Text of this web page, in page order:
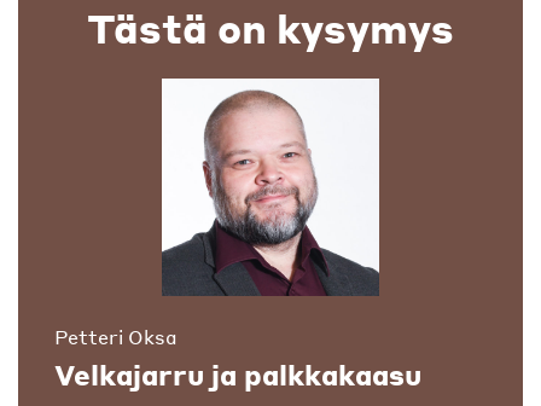
Tästä on kysymys
Petteri Oksa
Velkajarru ja palkkakaasu